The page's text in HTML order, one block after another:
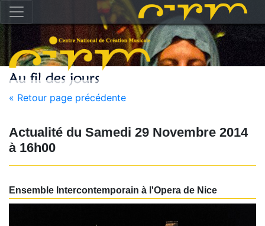
« Retour page précédente
Actualité du Samedi 29 Novembre 2014
à16h00
Ensemble Intercontemporain à l'Opera de Nice